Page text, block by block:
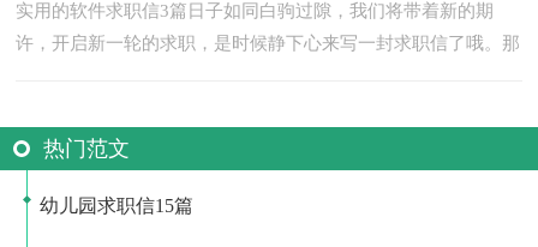
实用的软件求职信3篇日子如同白驹过隙，我们将带着新的期
许，开启新一轮的求职，是时候静下心来写一封求职信了哦。那
热门范文
幼儿园求职信15篇